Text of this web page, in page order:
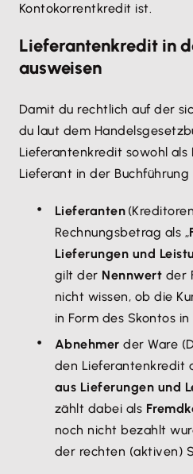
Kontokorrentkredit ist.
Lieferantenkredit in
ausweisen
Damit du rechtlich auf der
du laut dem
Lieferantenkredit sowohl als
Lieferant in der
Lieferanten
Rechnungsbetrag als „
Lieferungen und
gilt der Nennwert der
nicht wissen, ob die
in Form des Skontos
Abnehmer der Ware
den Lieferantenkredit
aus Lieferungen und
zählt dabei als
noch nicht bezahlt
der rechten (aktiven)